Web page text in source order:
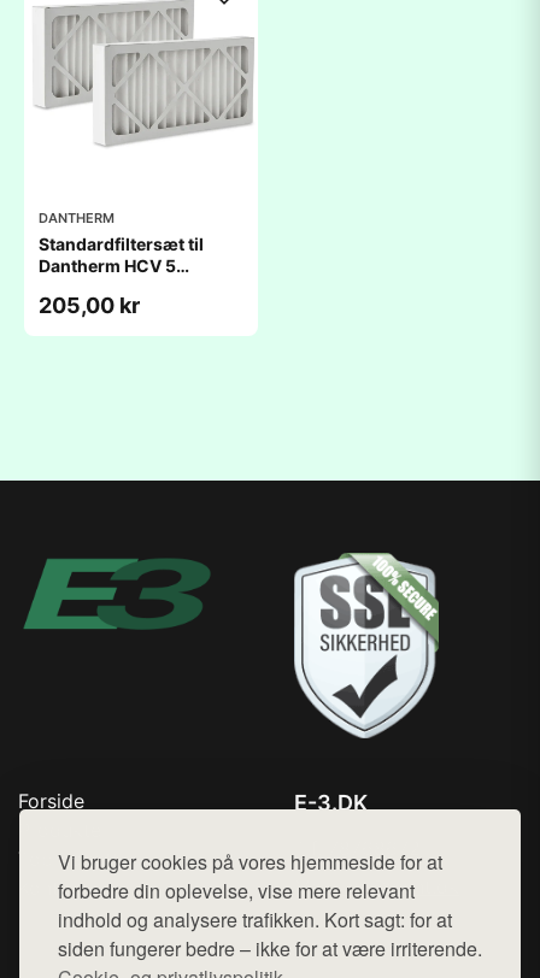
Vi bruger cookies på vores hjemmeside for at
forbedre din oplevelse, vise mere relevant
indhold og analysere trafikken. Kort sagt: for at
siden fungerer bedre – ikke for at være irriterende.
DANTHERM
Standardfiltersæt til
Dantherm HCV 5
kompatibelt
205,00 kr
Forside
Top Rabatter
Kontakt
E-3.DK
Mail: hej@want.dk
Cookie- og privatlivspolitik